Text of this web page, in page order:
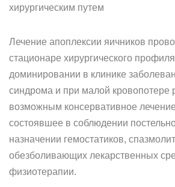
хирургическим путем
Лечение апоплексии яичников
стационаре хирургического
доминировании в клинике
синдрома и при малой кровопотере
возможным консервативное
состоявшее в соблюдении
назначении гемостатиков,
обезболивающих лекарственных
физиотерапии.